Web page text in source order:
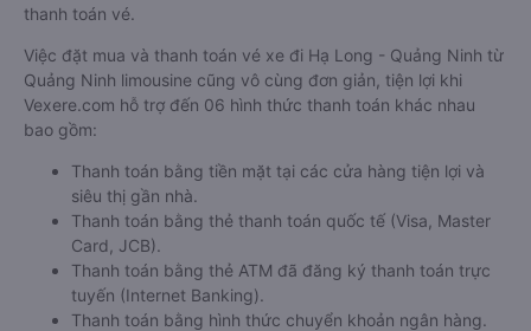
thanh toán vé.
Việc đặt mua và thanh toán vé xe đi Hạ Long - Quảng Ninh từ
Quảng Ninh limousine cũng vô cùng đơn giản, tiện lợi khi
Vexere.com hỗ trợ đến 06 hình thức thanh toán khác nhau
bao gồm:
Thanh toán bằng tiền mặt tại các cửa hàng tiện lợi và
siêu thị gần nhà.
Thanh toán bằng thẻ thanh toán quốc tế (Visa, Master
Card, JCB).
Thanh toán bằng thẻ ATM đã đăng ký thanh toán trực
tuyến (Internet Banking).
Thanh toán bằng hình thức chuyển khoản ngân hàng.